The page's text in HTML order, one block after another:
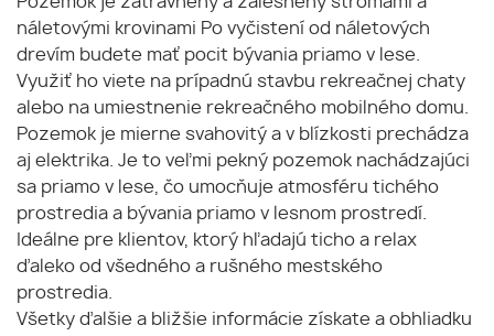
náletovými krovinami Po vyčistení od náletových
drevím budete mať pocit bývania priamo v lese.
Využiť ho viete na prípadnú stavbu rekreačnej chaty
alebo na umiestnenie rekreačného mobilného domu.
Pozemok je mierne svahovitý a v blízkosti prechádza
aj elektrika. Je to veľmi pekný pozemok nachádzajúci
sa priamo v lese, čo umocňuje atmosféru tichého
prostredia a bývania priamo v lesnom prostredí.
Ideálne pre klientov, ktorý hľadajú ticho a relax
ďaleko od všedného a rušného mestského
prostredia.
Všetky ďalšie a bližšie informácie získate a obhliadku